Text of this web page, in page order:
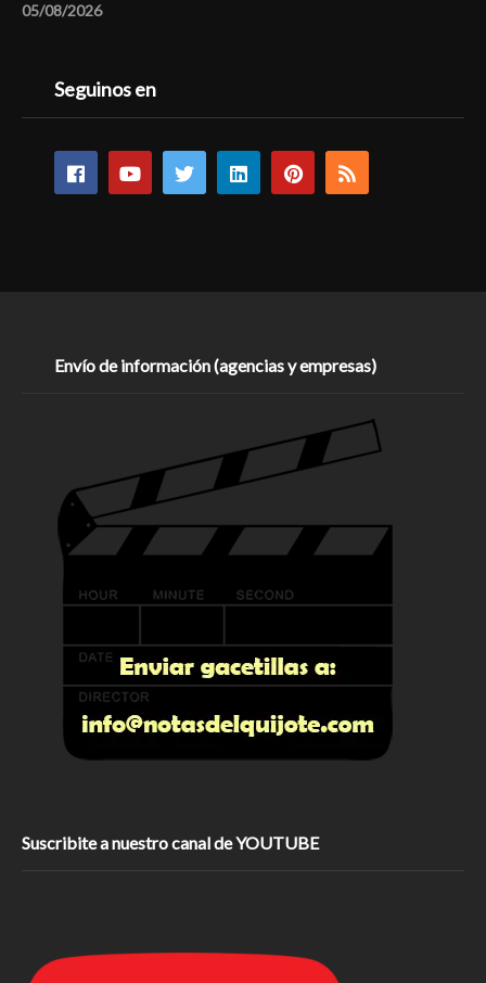
05/08/2026
Seguinos en
Envío de información (agencias y empresas)
Suscribite a nuestro canal de YOUTUBE